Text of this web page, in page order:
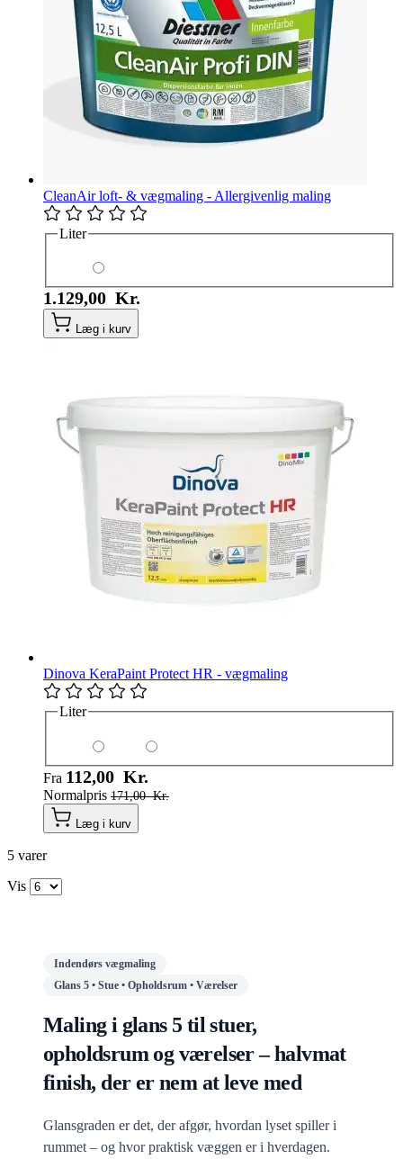
CleanAir loft- & vægmaling - Allergivenlig maling
Liter
1.129,00 Kr.
Læg i kurv
Dinova KeraPaint Protect HR - vægmaling
Liter
Fra 112,00 Kr.
Normalpris 171,00 Kr.
Læg i kurv
5 varer
Vis
Indendørs vægmaling
Glans 5 • Stue • Opholdsrum • Værelser
Maling i glans 5 til stuer,
opholdsrum og værelser – halvmat
finish, der er nem at leve med
Glansgraden er det, der afgør, hvordan lyset spiller i
rummet – og hvor praktisk væggen er i hverdagen.